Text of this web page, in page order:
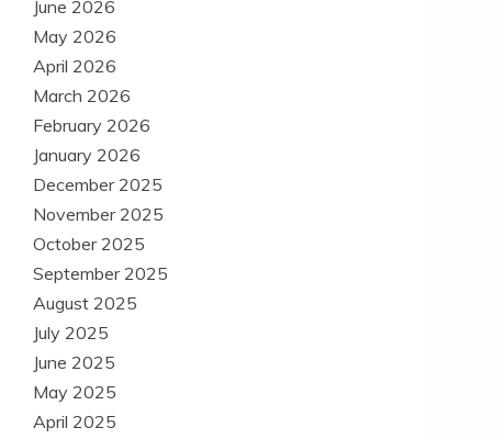
June 2026
May 2026
April 2026
March 2026
February 2026
January 2026
December 2025
November 2025
October 2025
September 2025
August 2025
July 2025
June 2025
May 2025
April 2025